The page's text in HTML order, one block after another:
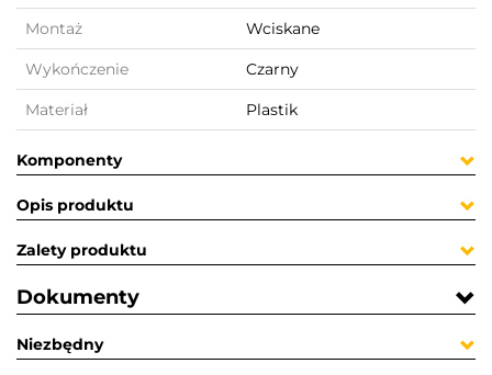
Montaż Wciskane
Wykończenie Czarny
Materiał Plastik
Komponenty
Opis produktu
Zalety produktu
Dokumenty
Niezbędny